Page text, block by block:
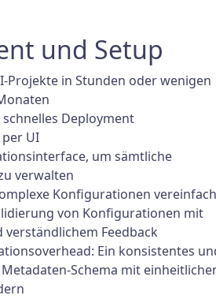
und Setup
Projekte in Stunden oder wenigen
Deployment
UI
um sämtliche
verwalten
Konfigurationen
von Konfigurationen mit
verständlichem Feedback
Ein konsistentes
Schema mit